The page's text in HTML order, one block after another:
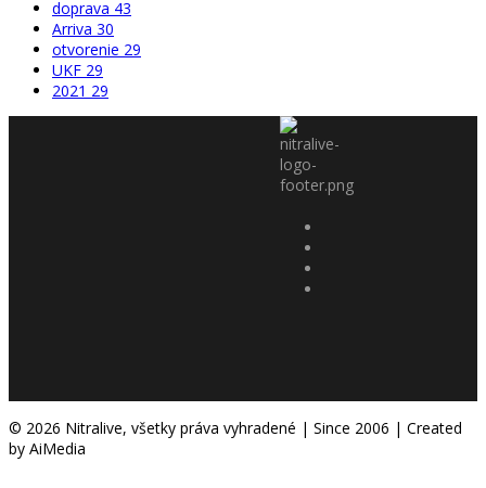
doprava 43
Arriva 30
otvorenie 29
UKF 29
2021 29
© 2026 Nitralive, všetky práva vyhradené | Since 2006 | Created
by AiMedia